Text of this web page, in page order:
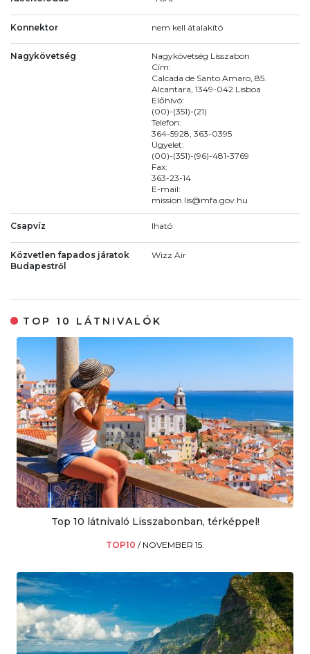
Konnektor nem kell átalakító
Nagykövetség
Nagykövetség Lisszabon
Cím:
Calcada de Santo Amaro, 85.
Alcantara, 1349-042 Lisboa
Előhívó:
(00)-(351)-(21)
Telefon:
364-5928, 363-0395
Ügyelet:
(00)-(351)-(96)-481-3769
Fax:
363-23-14
E-mail:
mission.lis@mfa.gov.hu
Csapvíz Iható
Közvetlen fapados járatok
Budapestről
Wizz Air
TOP 10 LÁTNIVALÓK
Top 10 látnivaló Lisszabonban, térképpel!
TOP10 / NOVEMBER 15.